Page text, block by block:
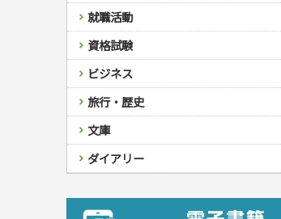
ジュニアスポーツ
その他スポーツ
園芸・野菜づくり
雑学
ゲーム・マジック
家相・風水・占い
音楽・楽器
趣味・鑑賞・カメラ
絵画・デッサン
俳句・詩・ことば
辞典
語学・旅行会話
運転免許
原付・二輪
普通免許
その他免許
各国料理
お弁当
健康メニュー・ダイエット
調理器具クッキング
お菓子・ケーキ・パン
飲み物・お酒
ソーイング
クラフト
インテリア・ハウジング
収納・掃除・暮らし
美容・ファッション
ダイエット・エクササイズ
メイク・ネイル・ヘア
着物・着つけ
冠婚葬祭・手紙・ペン字
冠婚葬祭・スピーチ・マナー
手紙・ペン字
妊娠・出産・育児
妊娠・出産・育児
離乳食・幼児食・こどもレシピ
家庭医学・病気
健康知識
栄養事典
生活習慣病
看護一般
介護一般
保育・教育
パネルシアター
指導マニュアル
児童一般
おりがみ・あやとり
なぞなぞ・ゲーム
占い・心理ゲーム
のりもの・ずかん
読み物・絵本
音と光のでる絵本
学参・ドリル
夏休みドリル
総復習ドリル
学習・地図
自由研究・読書感想文
えんぴつちょう
就職活動
就職活動
就職試験
公務員試験
資格試験
検定試験・資格試験
英語検定・TOEIC
漢字検定・数学検定
簿記検定
ケアマネジャー
介護・社会福祉士
司法書士・社労士
ビジネス
経営・経済・法律
マネー・株・資産
簿記・経理・税金・保険
その他ビジネス
自己啓発
ビジネス読み物
旅行・歴史
国内・海外旅行
国外旅行
国内旅行
散歩・グルメ
地理・歴史
地理・地図
歴史
文庫
文庫
成美文庫
ダイアリー
プラチナダイアリー プレステージ